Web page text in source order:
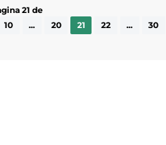
21 de
10 ... 20 21 22 ... 30